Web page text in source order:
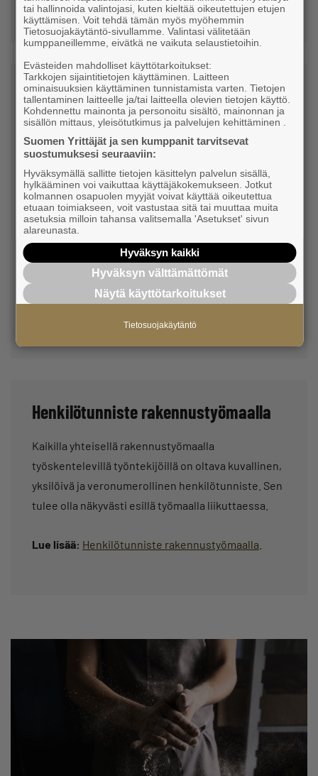
Luvanvaraiset työt ja muut
poikkeuslupaa vaativat tilanteet
Joidenkin töiden tekemiseen tarvitaan lupa tai
niiden tekemisestä pitää ilmoittaa
työsuojeluviranomaisille. Työsuojeluviranomaiset
myös valvovat työsuojelun toteutumista.
Luvanvaraiset työt ja muut
poikkeuslupaa vaativat tilanteet.
Henkilötunniste rakennustyömaalla
Kaikilla yhteisellä rakennustyömaalla
työskentelevillä työntekijöillä on oltava kuvallinen,
yksilöivä ja veronumerollinen henkilötunniste. Sen
tulee olla näkyvästi esillä työmaalla liikuttaessa.
Lue lisää: Henkilötunniste rakennustyömaalla
tai hallinnoida valintojasi, kuten kieltää oikeutettujen etujen
käyttämisen. Voit tehdä tämän myös myöhemmin
Tietosuojakäytäntö-sivullamme. Valintasi välitetään
kumppaneillemme, eivätkä ne vaikuta selaustietoihin.
Evästeiden mahdolliset käyttötarkoitukset:
Tarkkojen sijaintitietojen käyttäminen. Laitteen
ominaisuuksien käyttäminen tunnistamista varten. Tietojen
tallentaminen laitteelle ja/tai laitteella olevien tietojen käyttö.
Kohdennettu mainonta ja personoitu sisältö, mainonnan ja
sisällön mittaus, yleisötutkimus ja palvelujen kehittäminen .
Suomen Yrittäjät ja sen kumppanit tarvitsevat
suostumuksesi seuraaviin:
Hyväksymällä sallitte tietojen käsittelyn palvelun sisällä,
hylkääminen voi vaikuttaa käyttäjäkokemukseen. Jotkut
kolmannen osapuolen myyjät voivat käyttää oikeutettua
etuaan toimiakseen, voit vastustaa sitä tai muuttaa muita
asetuksia milloin tahansa valitsemalla 'Asetukset' sivun
alareunasta.
Hyväksyn kaikki
Hyväksyn välttämättömät
Näytä käyttötarkoitukset
Tietosuojakäytäntö